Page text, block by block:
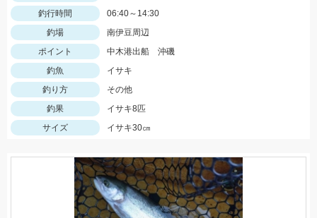
釣行時間
06:40～14:30
釣場
南伊豆周辺
ポイント
中木港出船 沖磯
釣魚
イサキ
釣り方
その他
釣果
イサキ8匹
サイズ
イサキ30㎝